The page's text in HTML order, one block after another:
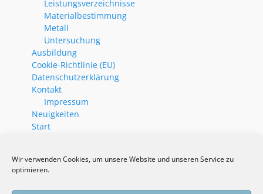
Wir verwenden Cookies, um unsere Website und unseren Service zu
optimieren.
Leistungsverzeichnisse
Materialbestimmung
Metall
Untersuchung
Ausbildung
Cookie-Richtlinie (EU)
Datenschutzerklärung
Kontakt
Impressum
Neuigkeiten
Start
Neueste Beiträge
Wittichen, Klosterkirche